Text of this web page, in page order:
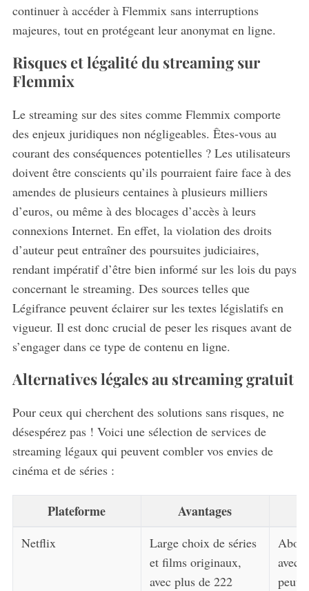
continuer à accéder à Flemmix sans interruptions
majeures, tout en protégeant leur anonymat en ligne.
Risques et légalité du streaming sur
Flemmix
Le streaming sur des sites comme Flemmix comporte
des enjeux juridiques non négligeables. Êtes-vous au
courant des conséquences potentielles ? Les utilisateurs
doivent être conscients qu’ils pourraient faire face à des
amendes de plusieurs centaines à plusieurs milliers
d’euros, ou même à des blocages d’accès à leurs
connexions Internet. En effet, la violation des droits
d’auteur peut entraîner des poursuites judiciaires,
rendant impératif d’être bien informé sur les lois du pays
concernant le streaming. Des sources telles que
Légifrance peuvent éclairer sur les textes législatifs en
vigueur. Il est donc crucial de peser les risques avant de
s’engager dans ce type de contenu en ligne.
Alternatives légales au streaming gratuit
Pour ceux qui cherchent des solutions sans risques, ne
désespérez pas ! Voici une sélection de services de
streaming légaux qui peuvent combler vos envies de
cinéma et de séries :
Plateforme Avantages
Netflix
Large choix de séries
et films originaux,
avec plus de 222
avec
e
a
c
f
: